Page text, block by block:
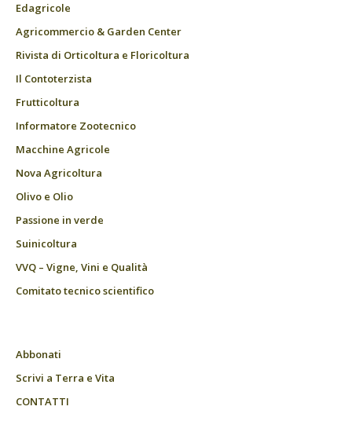
Edagricole
Agricommercio & Garden Center
Rivista di Orticoltura e Floricoltura
Il Contoterzista
Frutticoltura
Informatore Zootecnico
Macchine Agricole
Nova Agricoltura
Olivo e Olio
Passione in verde
Suinicoltura
VVQ – Vigne, Vini e Qualità
Comitato tecnico scientifico
Abbonati
Scrivi a Terra e Vita
CONTATTI